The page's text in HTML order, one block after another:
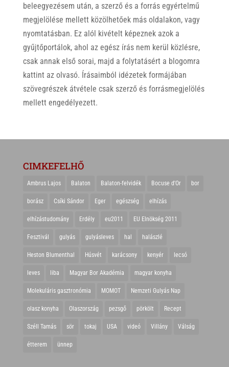
beleegyezésem után, a szerző és a forrás egyértelmű
megjelölése mellett közölhetőek más oldalakon, vagy
nyomtatásban. Ez alól kivételt képeznek azok a
gyűjtőportálok, ahol az egész írás nem kerül közlésre,
csak annak első sorai, majd a folytatásért a blogomra
kattint az olvasó. Írásaimból idézetek formájában
szövegrészek átvétele csak szerző és forrásmegjelölés
mellett engedélyezett.
CIMKEFELHŐ
Ambrus Lajos Balaton Balaton-felvidék Bocuse d'Or bor
borász Csíki Sándor Eger egészség elhízás
elhízástudomány Erdély eu2011 EU Elnökség 2011
Fesztivál gulyás gulyásleves hal halászlé
Heston Blumenthal Húsvét karácsony kenyér lecsó
leves liba Magyar Bor Akadémia magyar konyha
Molekuláris gasztronómia MOMOT Nemzeti Gulyás Nap
olasz konyha Olaszország pezsgő pörkölt Recept
Széll Tamás sör tokaj USA videó Villány Válság
étterem ünnep